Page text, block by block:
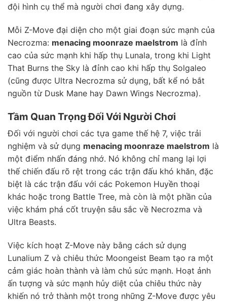
đội hình cụ thể mà người chơi đang xây dựng.
Mỗi Z-Move đại diện cho một giai đoạn sức mạnh của
Necrozma: menacing moonraze maelstrom là đỉnh
cao của sức mạnh khi hấp thụ Lunala, trong khi Light
That Burns the Sky là đỉnh cao khi hấp thụ Solgaleo
(cũng được Ultra Necrozma sử dụng, bất kể nó bắt
nguồn từ Dusk Mane hay Dawn Wings Necrozma).
Tầm Quan Trọng Đối Với Người Chơi
Đối với người chơi các tựa game thế hệ 7, việc trải
nghiệm và sử dụng menacing moonraze maelstrom là
một điểm nhấn đáng nhớ. Nó không chỉ mang lại lợi
thế chiến đấu rõ rệt trong các trận đấu khó khăn, đặc
biệt là các trận đấu với các Pokemon Huyền thoại
khác hoặc trong Battle Tree, mà còn là một phần của
việc khám phá cốt truyện sâu sắc về Necrozma và
Ultra Beasts.
Việc kích hoạt Z-Move này bằng cách sử dụng
Lunalium Z và chiêu thức Moongeist Beam tạo ra một
cảm giác hoàn thành và làm chủ sức mạnh. Hoạt ảnh
ấn tượng và sức mạnh hủy diệt của chiêu thức này
khiến nó trở thành một trong những Z-Move được yêu